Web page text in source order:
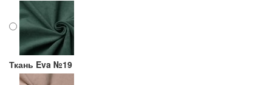
Ткань Eva №19